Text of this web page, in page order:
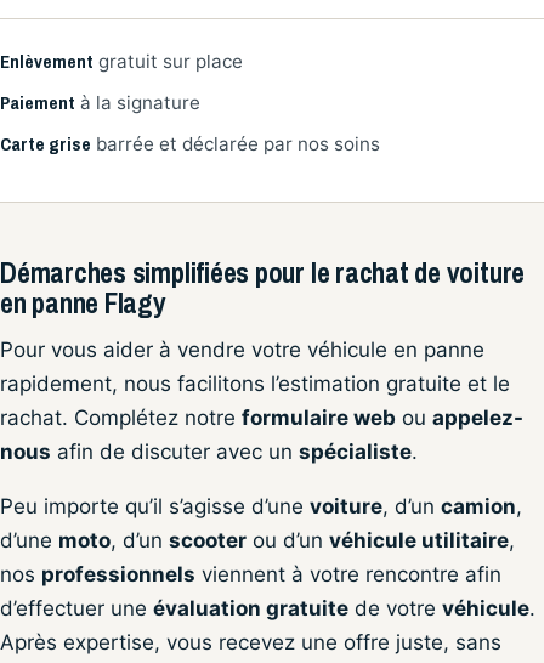
Enlèvement gratuit sur place
Paiement à la signature
Carte grise barrée et déclarée par nos soins
Démarches simplifiées pour le rachat de voiture
en panne Flagy
Pour vous aider à vendre votre véhicule en panne
rapidement, nous facilitons l’estimation gratuite et le
rachat. Complétez notre formulaire web ou appelez-
nous afin de discuter avec un spécialiste.
Peu importe qu’il s’agisse d’une voiture, d’un camion,
d’une moto, d’un scooter ou d’un véhicule utilitaire,
nos professionnels viennent à votre rencontre afin
d’effectuer une évaluation gratuite de votre véhicule.
Après expertise, vous recevez une offre juste, sans